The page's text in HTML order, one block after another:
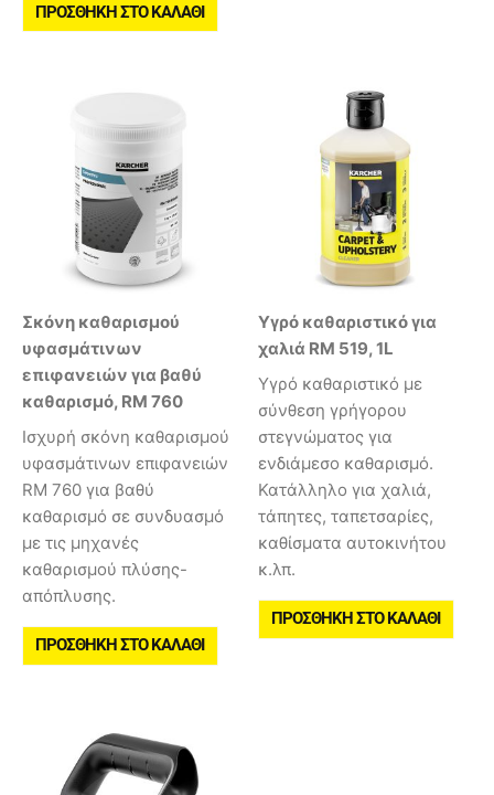
ΠΡΟΣΘΉΚΗ ΣΤΟ ΚΑΛΆΘΙ
Σκόνη καθαρισμού
υφασμάτινων
επιφανειών για βαθύ
καθαρισμό, RM 760
Ισχυρή σκόνη καθαρισμού
υφασμάτινων επιφανειών
RM 760 για βαθύ
καθαρισμό σε συνδυασμό
με τις μηχανές
καθαρισμού πλύσης-
απόπλυσης.
ΠΡΟΣΘΉΚΗ ΣΤΟ ΚΑΛΆΘΙ
Υγρό καθαριστικό για
χαλιά RM 519, 1L
Υγρό καθαριστικό με
σύνθεση γρήγορου
στεγνώματος για
ενδιάμεσο καθαρισμό.
Κατάλληλο για χαλιά,
τάπητες, ταπετσαρίες,
καθίσματα αυτοκινήτου
κ.λπ.
ΠΡΟΣΘΉΚΗ ΣΤΟ ΚΑΛΆΘΙ